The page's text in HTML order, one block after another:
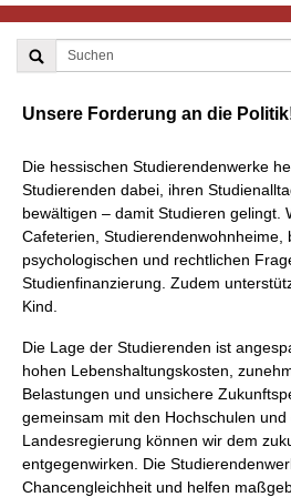
Unsere Forderung an die
Die hessischen Studierendenwerke
Studierenden dabei, ihren
bewältigen – damit Studieren gelingt.
Cafeterien, Studierendenwohnheime,
psychologischen und rechtlichen
Studienfinanzierung. Zudem
Kind.
Die Lage der Studierenden ist
hohen Lebenshaltungskosten,
Belastungen und unsichere
gemeinsam mit den Hochschulen und
Landesregierung können wir dem
entgegenwirken. Die
Chancengleichheit und helfen